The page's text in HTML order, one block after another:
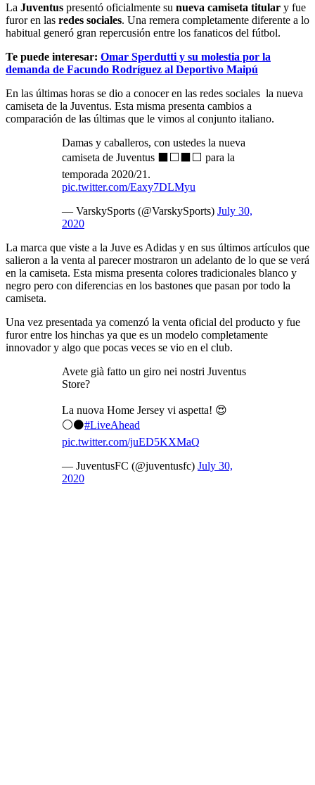
La Juventus presentó oficialmente su nueva camiseta titular y fue
furor en las redes sociales. Una remera completamente diferente a lo
habitual generó gran repercusión entre los fanaticos del fútbol.
Te puede interesar: Omar Sperdutti y su molestia por la
demanda de Facundo Rodríguez al Deportivo Maipú
En las últimas horas se dio a conocer en las redes sociales la nueva
camiseta de la Juventus. Esta misma presenta cambios a
comparación de las últimas que le vimos al conjunto italiano.
Damas y caballeros, con ustedes la nueva
camiseta de Juventus ⬛️⬜️⬛️⬜️ para la
temporada 2020/21.
pic.twitter.com/Eaxy7DLMyu
— VarskySports (@VarskySports) July 30,
2020
La marca que viste a la Juve es Adidas y en sus últimos artículos que
salieron a la venta al parecer mostraron un adelanto de lo que se verá
en la camiseta. Esta misma presenta colores tradicionales blanco y
negro pero con diferencias en los bastones que pasan por todo la
camiseta.
Una vez presentada ya comenzó la venta oficial del producto y fue
furor entre los hinchas ya que es un modelo completamente
innovador y algo que pocas veces se vio en el club.
Avete già fatto un giro nei nostri Juventus
Store?
La nuova Home Jersey vi aspetta! 😍
⚪️⚫️#LiveAhead
pic.twitter.com/juED5KXMaQ
— JuventusFC (@juventusfc) July 30,
2020